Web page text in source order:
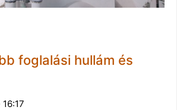
foglalási hullám és
16:17